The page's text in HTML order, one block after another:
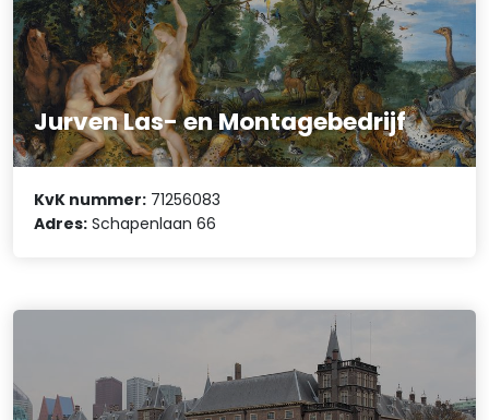
Jurven Las- en Montagebedrijf
KvK nummer: 71256083
Adres: Schapenlaan 66